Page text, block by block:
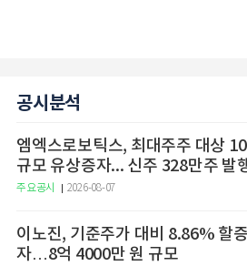
공시분석
엠엑스로보틱스, 최대주주 대상
규모 유상증자... 신주 328만주 발
주요공시 2026-08-07
이노진, 기준주가 대비 8.86% 할
자…8억 4000만 원 규모